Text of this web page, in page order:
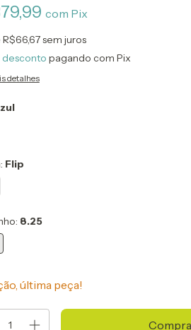
com Pix
R$66,67sem juros
desconto pagando com Pix
detalhes
Flip
8.25
última peça!